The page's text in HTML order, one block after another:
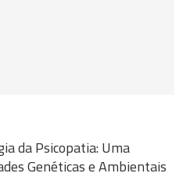
da Psicopatia: Uma
Genéticas e Ambientais